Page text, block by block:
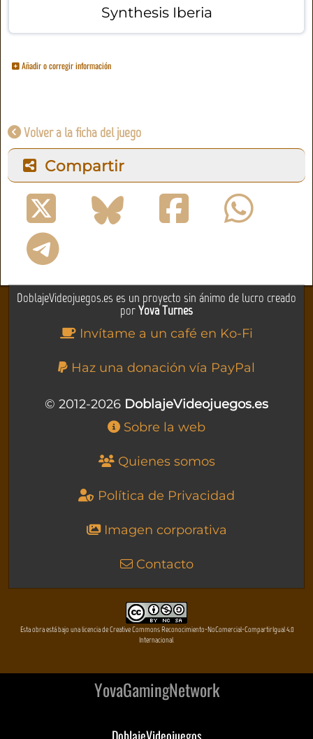
Synthesis Iberia
Añadir o corregir información
Volver a la ficha del juego
Compartir
DoblajeVideojuegos.es es un proyecto sin ánimo de lucro creado
porYova Turnes
Invítame a un café en Ko-Fi
Haz una donación vía PayPal
© 2012-2026 DoblajeVideojuegos.es
Sobre la web
Quienes somos
Política de Privacidad
Imagen corporativa
Contacto
Esta obra está bajo una licencia de Creative Commons Reconocimiento-NoComercial-CompartirIgual 4.0
Internacional
YovaGamingNetwork